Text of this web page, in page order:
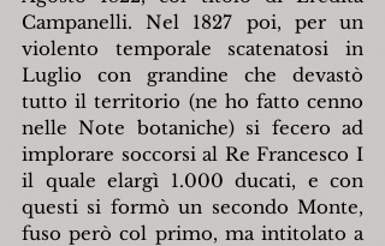
Campanelli. Nel 1827 poi, per un
violento temporale scatenatosi in
Luglio con grandine che devastò
tutto il territorio (ne ho fatto cenno
nelle Note botaniche) si fecero ad
implorare soccorsi al Re Francesco I
il quale elargì 1.000 ducati, e con
questi si formò un secondo Monte,
fuso però col primo, ma intitolato a